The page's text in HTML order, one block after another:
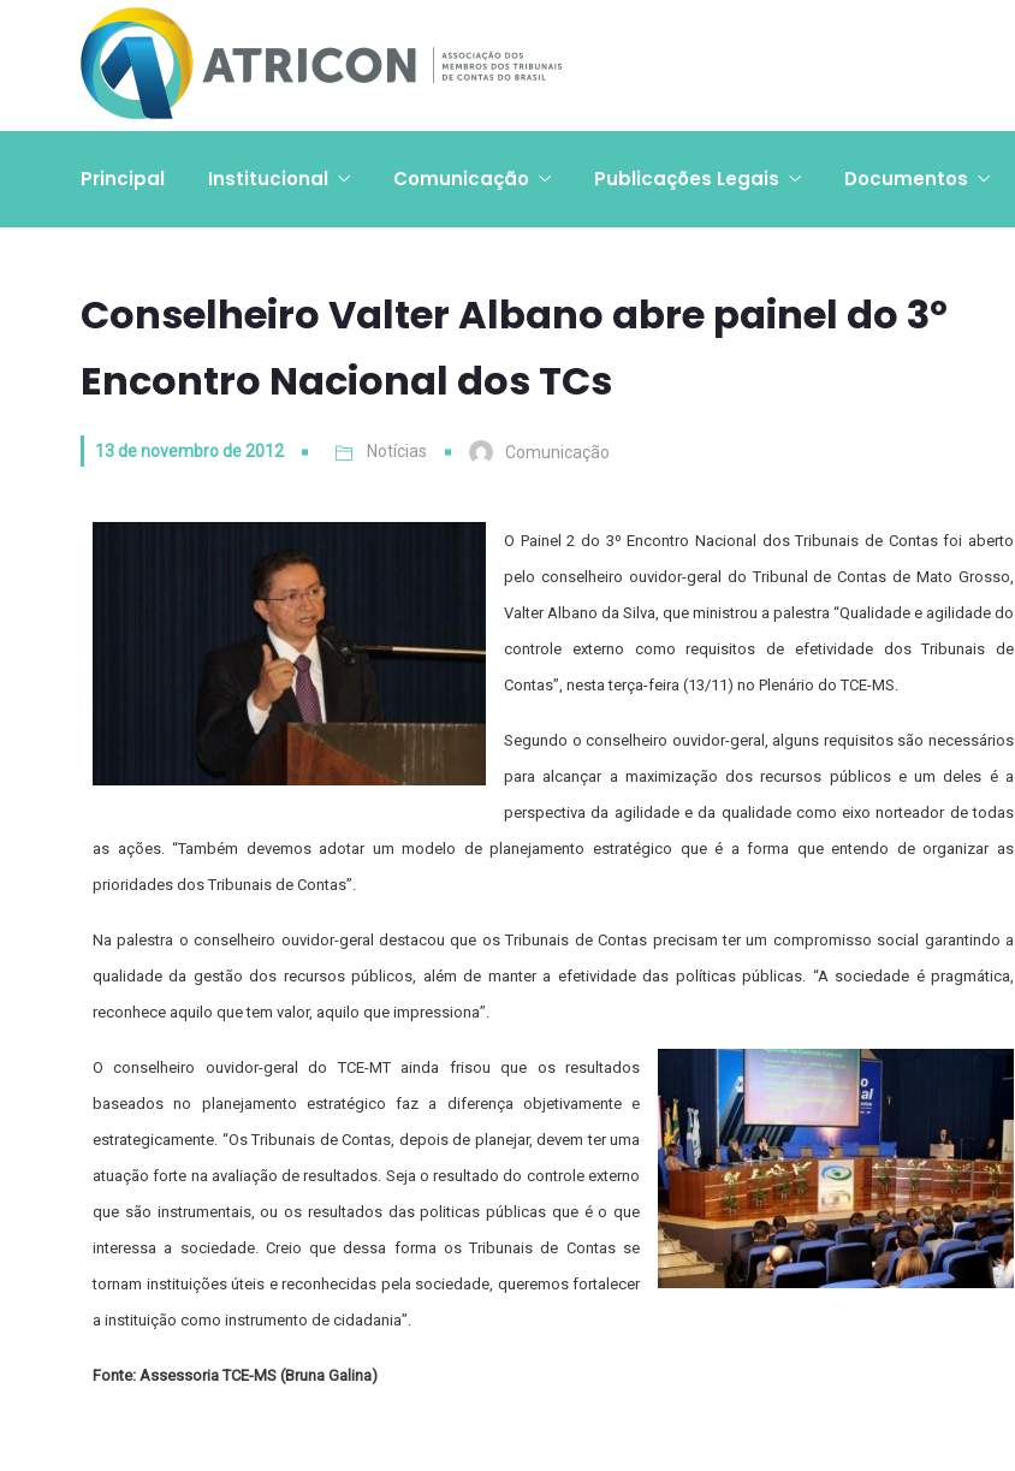
Principal Institucional Comunicação Publicações Legais Documentos
Conselheiro Valter Albano abre painel do 3º
Encontro Nacional dos TCs
13 de novembro de 2012 Notícias Comunicação
O Painel 2 do 3º Encontro Nacional dos Tribunais de Contas foi aberto
pelo conselheiro ouvidor-geral do Tribunal de Contas de Mato Grosso,
Valter Albano da Silva, que ministrou a palestra “Qualidade e agilidade do
controle externo como requisitos de efetividade dos Tribunais de
Contas”, nesta terça-feira (13/11) no Plenário do TCE-MS.
Segundo o conselheiro ouvidor-geral, alguns requisitos são necessários
para alcançar a maximização dos recursos públicos e um deles é a
perspectiva da agilidade e da qualidade como eixo norteador de todas
as ações. “Também devemos adotar um modelo de planejamento estratégico que é a forma que entendo de organizar as
prioridades dos Tribunais de Contas”.
Na palestra o conselheiro ouvidor-geral destacou que os Tribunais de Contas precisam ter um compromisso social garantindo a
qualidade da gestão dos recursos públicos, além de manter a efetividade das políticas públicas. “A sociedade é pragmática,
reconhece aquilo que tem valor, aquilo que impressiona”.
O conselheiro ouvidor-geral do TCE-MT ainda frisou que os resultados
baseados no planejamento estratégico faz a diferença objetivamente e
estrategicamente. “Os Tribunais de Contas, depois de planejar, devem ter uma
atuação forte na avaliação de resultados. Seja o resultado do controle externo
que são instrumentais, ou os resultados das politicas públicas que é o que
interessa a sociedade. Creio que dessa forma os Tribunais de Contas se
tornam instituições úteis e reconhecidas pela sociedade, queremos fortalecer
a instituição como instrumento de cidadania”.
Fonte: Assessoria TCE-MS (Bruna Galina)